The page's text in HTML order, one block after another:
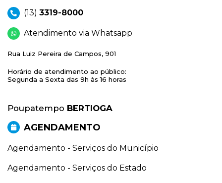
(13) 3319-8000
Atendimento via Whatsapp
Rua Luiz Pereira de Campos, 901
Horário de atendimento ao público:
Segunda a Sexta das 9h às 16 horas
Poupatempo BERTIOGA
AGENDAMENTO
Agendamento - Serviços do Município
Agendamento - Serviços do Estado